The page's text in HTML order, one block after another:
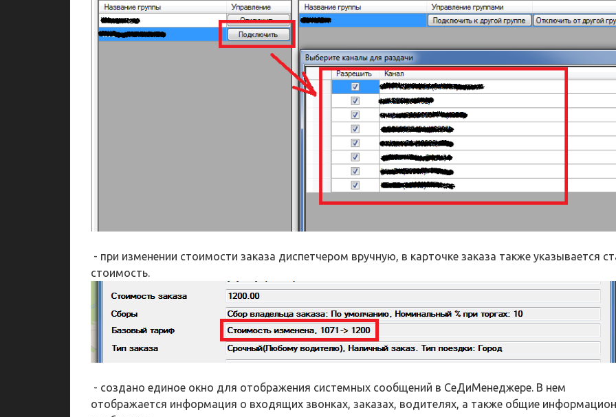
- при изменении стоимости заказа диспетчером вручную, в карточке заказа также указывается
стоимость.
- создано единое окно для отображения системных сообщений в СеДиМенеджере. В нем
отображается информация о входящих звонках, заказах, водителях, а также общие